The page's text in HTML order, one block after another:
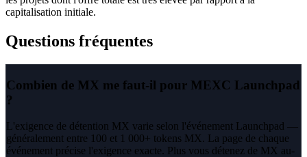
capitalisation initiale.
Questions fréquentes
Combien de MX me faut-il pour MEXC Launchpad
?
L'exigence de détention MX varie selon l'événement Launchpad —
généralement entre 100 et 1 000+ tokens MX. La page de chaque
événement précise l'exigence exacte. Plus vous détenez de MX au-